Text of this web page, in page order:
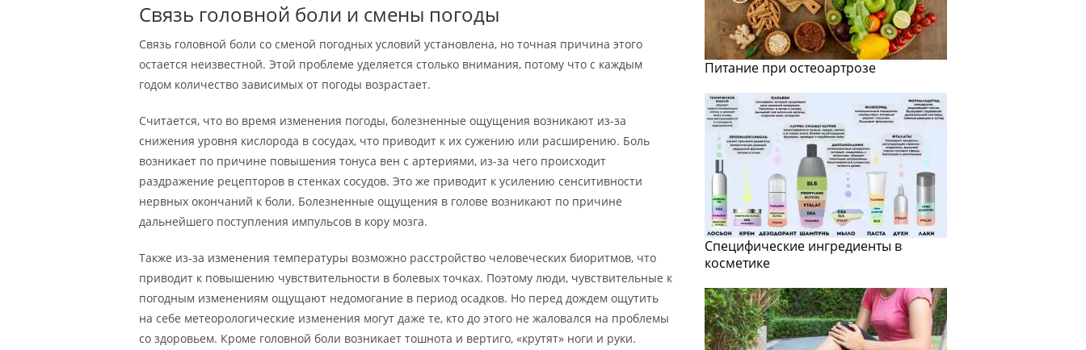
Связь головной боли и смены погоды
Связь головной боли со сменой погодных условий установлена, но точная причина этого
остается неизвестной. Этой проблеме уделяется столько внимания, потому что с каждым
годом количество зависимых от погоды возрастает.
Считается, что во время изменения погоды, болезненные ощущения возникают из-за
снижения уровня кислорода в сосудах, что приводит к их сужению или расширению. Боль
возникает по причине повышения тонуса вен с артериями, из-за чего происходит
раздражение рецепторов в стенках сосудов. Это же приводит к усилению сенситивности
нервных окончаний к боли. Болезненные ощущения в голове возникают по причине
дальнейшего поступления импульсов в кору мозга.
Также из-за изменения температуры возможно расстройство человеческих биоритмов, что
приводит к повышению чувствительности в болевых точках. Поэтому люди, чувствительные к
погодным изменениям ощущают недомогание в период осадков. Но перед дождем ощутить
на себе метеорологические изменения могут даже те, кто до этого не жаловался на проблемы
со здоровьем. Кроме головной боли возникает тошнота и вертиго, «крутят» ноги и руки.
Питание при остеоартрозе
Специфические ингредиенты в
косметике